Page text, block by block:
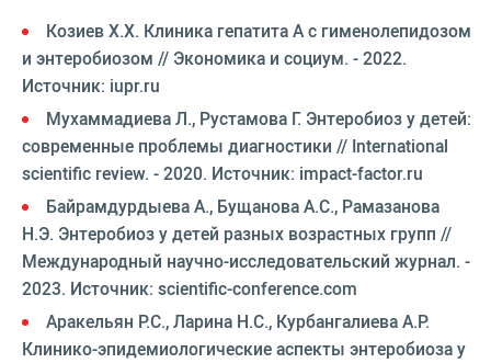
Козиев Х.Х. Клиника гепатита А с гименолепидозом
и энтеробиозом // Экономика и социум. - 2022.
Источник: iupr.ru
Мухаммадиева Л., Рустамова Г. Энтеробиоз у детей:
современные проблемы диагностики // International
scientific review. - 2020. Источник: impact-factor.ru
Байрамдурдыева А., Бущанова А.С., Рамазанова
Н.Э. Энтеробиоз у детей разных возрастных групп //
Международный научно-исследовательский журнал. -
2023. Источник: scientific-conference.com
Аракельян Р.С., Ларина Н.С., Курбангалиева А.Р.
Клинико-эпидемиологические аспекты энтеробиоза у